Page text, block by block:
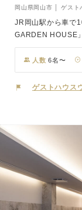
岡山県岡山市 │ ゲスト
JR岡山駅から車で
GARDEN HOUSE
っさらにして臨ん
飾を一切なくし、
一。純白の空間で
っすぐに示してく
緑あふれるガーデ
ザートタイムはガ
人数 6名〜
ゲストハウス